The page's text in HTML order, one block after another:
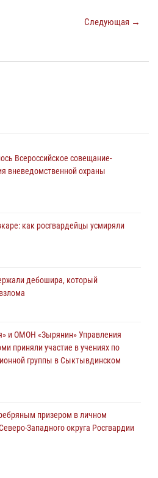
Следующая →
Всероссийское совещание-
вневедомственной охраны
как росгвардейцы усмиряли
дебошира, который
и ОМОН «Зырянин» Управления
приняли участие в учениях по
группы в Сыктывдинском
призером в личном
Западного округа Росгвардии